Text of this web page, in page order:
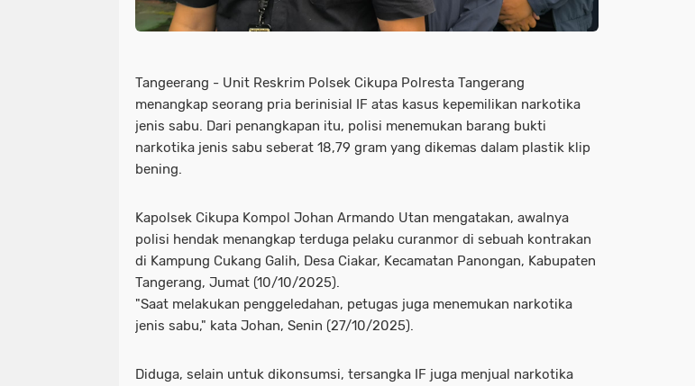
Tangeerang - Unit Reskrim Polsek Cikupa Polresta Tangerang
menangkap seorang pria berinisial IF atas kasus kepemilikan narkotika
jenis sabu. Dari penangkapan itu, polisi menemukan barang bukti
narkotika jenis sabu seberat 18,79 gram yang dikemas dalam plastik klip
bening.
Kapolsek Cikupa Kompol Johan Armando Utan mengatakan, awalnya
polisi hendak menangkap terduga pelaku curanmor di sebuah kontrakan
di Kampung Cukang Galih, Desa Ciakar, Kecamatan Panongan, Kabupaten
Tangerang, Jumat (10/10/2025).
"Saat melakukan penggeledahan, petugas juga menemukan narkotika
jenis sabu," kata Johan, Senin (27/10/2025).
Diduga, selain untuk dikonsumsi, tersangka IF juga menjual narkotika